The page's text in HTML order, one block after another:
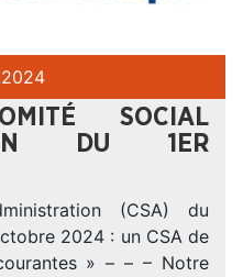
2024
SOCIAL
DU 1ER
(CSA) du
2024 : un CSA de
» – – – Notre